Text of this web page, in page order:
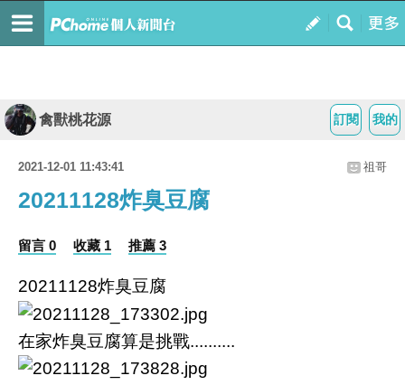
我的
訂閱
禽獸桃花源
2021-12-01 11:43:41 祖哥
20211128炸臭豆腐
留言 0 收藏 1 推薦 3
20211128炸臭豆腐
在家炸臭豆腐算是挑戰..........